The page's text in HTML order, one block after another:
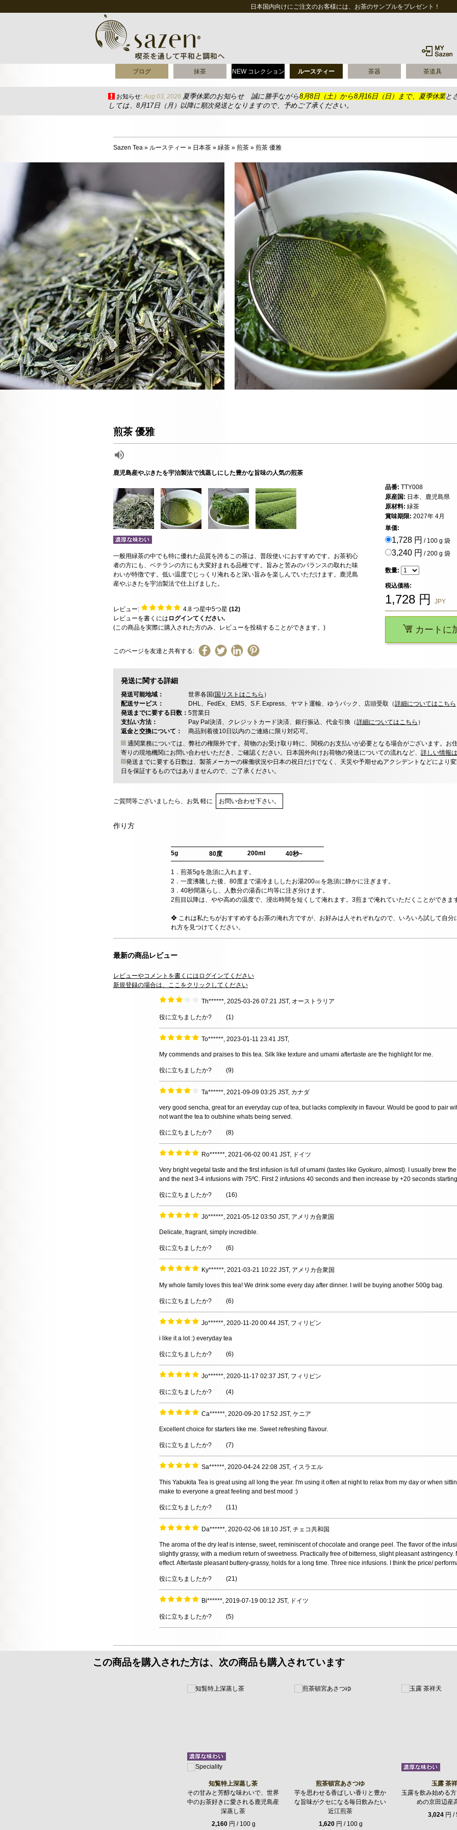
日本国内向けにご注文のお客様には、お茶のサンプルをプレゼント！
ブログ 抹茶 NEW コレクション ルースティー 茶器 茶道具
お知らせ: Aug 03, 2026 夏季休業のお知らせ 誠に勝手ながら8月8日（土）から8月16日（日）まで、夏季休業と
しては、8月17日（月）以降に順次発送となりますので、予めご了承ください。
Sazen Tea » ルースティー » 日本茶 » 緑茶 » 煎茶 » 煎茶 優雅
煎茶 優雅
鹿児島産やぶきたを宇治製法で浅蒸しにした豊かな旨味の人気の煎茶
一般用緑茶の中でも特に優れた品質を誇るこの茶は、普段使いにおすすめです。お茶初心
者の方にも、ベテランの方にも大変好まれる品種です。旨みと苦みのバランスの取れた味
わいが特徴です。低い温度でじっくり淹れると深い旨みを楽しんでいただけます。鹿児島
産やぶきたを宇治製法で仕上げました。
レビュー: 4.8 つ星中5つ星 (12)
レビューを書くには ログインてください.
(この商品を実際に購入された方のみ、レビューを投稿することができます。)
このページを友達と共有する:
品番: TTY008
原産国: 日本、鹿児島県
原材料: 緑茶
賞味期限: 2027年 4月
単価:
1,728 円 / 100 g 袋
3,240 円 / 200 g 袋
数量:
税込価格:
1,728 円 JPY
カートに
発送に関する詳細
発送可能地域： 世界各国(国リストはこちら ）
配送サービス：
DHL、FedEx、EMS、S.F. Express、ヤマト運輸、ゆうパック、店頭受取（詳細についてはこちら
発送までに要する日数： 5営業日
支払い方法：
Pay Pal決済、クレジットカード決済、銀行振込、代金引換（詳細についてはこちら ）
返金と交換について：
商品到着後10日以内のご連絡に限り対応可。
通関業務については、弊社の権限外です。荷物のお受け取り時に、関税のお支払いが必要となる場合がございます。お
寄りの現地機関にお問い合わせいただき、ご確認ください。日本国外向けお荷物の発送についての流れなど、 詳しい情報
発送までに要する日数は、製茶メーカーの稼働状況や日本の祝日だけでなく、天災や予期せぬアクシデントなどにより
日を保証するものではありませんので、ご了承ください。
ご質問等ございましたら、お気 軽に お問い合わせ下さい。
作り方
5g 80度 200ml 40秒~
1．煎茶5gを急須に入れます。
2．一度沸騰した後、80度まで湯冷まししたお湯200㏄を急須に静かに注ぎます。
3．40秒間蒸らし、人数分の湯呑に均等に注ぎ分けます。
2煎目以降は、やや高めの温度で、浸出時間を短くして淹れます。3煎まで淹れていただくことができま
❖ これは私たちがおすすめするお茶の淹れ方ですが、お好みは人それぞれなので、いろいろ試して自分
れ方を見つけてください。
最新の商品レビュー
レビューやコメントを書くにはログインてください
新規登録の場合は、ここをクリックしてください
Th******, 2025-03-26 07:21 JST, オーストラリア
役に立ちましたか? (1)
To******, 2023-01-11 23:41 JST,
My commends and praises to this tea. Silk like texture and umami aftertaste are the highlight for me.
役に立ちましたか? (9)
Ta******, 2021-09-09 03:25 JST, カナダ
very good sencha, great for an everyday cup of tea, but lacks complexity in flavour. Would be good to pair
not want the tea to outshine whats being served.
役に立ちましたか? (8)
Ro******, 2021-06-02 00:41 JST, ドイツ
Very bright vegetal taste and the first infusion is full of umami (tastes like Gyokuro, almost). I usually brew
and the next 3-4 infusions with 75ºC. First 2 infusions 40 seconds and then increase by +20 seconds
役に立ちましたか? (16)
Jö******, 2021-05-12 03:50 JST, アメリカ合衆国
Delicate, fragrant, simply incredible.
役に立ちましたか? (6)
Ky******, 2021-03-21 10:22 JST, アメリカ合衆国
My whole family loves this tea! We drink some every day after dinner. I will be buying another 500g bag.
役に立ちましたか? (6)
Jo******, 2020-11-20 00:44 JST, フィリピン
i like it a lot :) everyday tea
役に立ちましたか? (6)
Jo******, 2020-11-17 02:37 JST, フィリピン
役に立ちましたか? (4)
Ca******, 2020-09-20 17:52 JST, ケニア
Excellent choice for starters like me. Sweet refreshing flavour.
役に立ちましたか? (7)
Sa******, 2020-04-24 22:08 JST, イスラエル
This Yabukita Tea is great using all long the year. I'm using it often at night to relax from my day or when
make to everyone a great feeling and best mood :)
役に立ちましたか? (11)
Da******, 2020-02-06 18:10 JST, チェコ共和国
The aroma of the dry leaf is intense, sweet, reminiscent of chocolate and orange peel. The flavor of the
slightly grassy, with a medium return of sweetness. Practically free of bitterness, slight pleasant
effect. Aftertaste pleasant buttery-grassy, holds for a long time. Three nice infusions. I think the price/
役に立ちましたか? (21)
Bi******, 2019-07-19 00:12 JST, ドイツ
役に立ちましたか? (5)
この商品を購入された方は、次の商品も購入されています
知覧特上深蒸し茶
その甘みと芳醇な味わいで、世界
中のお茶好きに愛される鹿児島産
深蒸し茶
2,160 円 / 100 g
煎茶頓宮あさつゆ
芋を思わせる香ばしい香りと豊か
な旨味がクセになる毎日飲みたい
近江煎茶
1,620 円 / 100 g
玉露 茶
玉露を飲み始める
めの京田辺産
3,024円 /